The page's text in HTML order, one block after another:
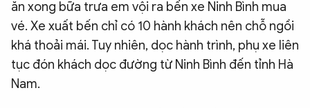
ăn xong bữa trưa em vội ra bến xe Ninh Bình mua
vé. Xe xuất bến chỉ có 10 hành khách nên chỗ ngồi
khá thoải mái. Tuy nhiên, dọc hành trình, phụ xe liên
tục đón khách dọc đường từ Ninh Bình đến tỉnh Hà
Nam.